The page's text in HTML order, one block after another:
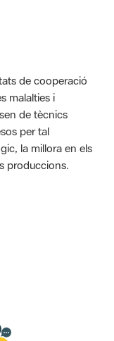
de cooperació
malalties i
de tècnics
per tal
la millora en els
produccions.
valoracions és de 0